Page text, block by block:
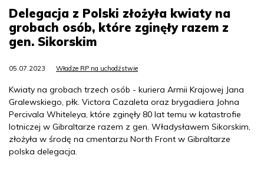
Delegacja z Polski złożyła kwiaty na
grobach osób, które zginęły razem z
gen. Sikorskim
05.07.2023 Władze RP na uchodźstwie
Kwiaty na grobach trzech osób - kuriera Armii Krajowej Jana
Gralewskiego, płk. Victora Cazaleta oraz brygadiera Johna
Percivala Whiteleya, które zginęły 80 lat temu w katastrofie
lotniczej w Gibraltarze razem z gen. Władysławem Sikorskim,
złożyła w środę na cmentarzu North Front w Gibraltarze
polska delegacja.